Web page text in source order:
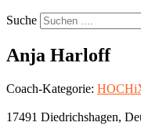
Suche
Anja Harloff
Coach-Kategorie:
17491 Diedrichshagen,